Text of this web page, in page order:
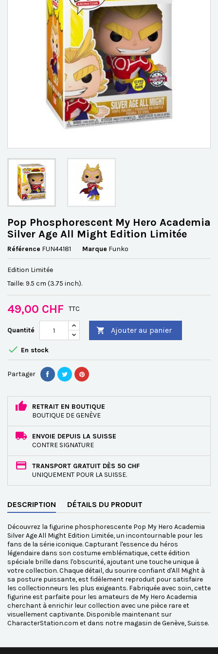
Pop Phosphorescent My Hero Academia
Silver Age All Might Edition Limitée
Référence FUN44181 Marque Funko
Edition Limitée
Taille: 9.5 cm (3.75 inch).
49,00 CHF TTC
Quantité  Ajouter au panier
 En stock
Partager
RETRAIT EN BOUTIQUE
BOUTIQUE DE GENÈVE
ENVOIE DEPUIS LA SUISSE
CONTRE SIGNATURE
TRANSPORT GRATUIT DÈS 50 CHF
UNIQUEMENT POUR LA SUISSE.
DESCRIPTION DÉTAILS DU PRODUIT
Découvrez la figurine phosphorescente Pop My Hero Academia
Silver Age All Might Edition Limitée, un incontournable pour les
fans de la série iconique. Capturant l'essence du héros
légendaire dans son costume emblématique, cette édition
spéciale brille dans l'obscurité, ajoutant une touche unique à
votre collection. Chaque détail, du sourire confiant d'All Might à
sa posture puissante, est fidèlement reproduit pour satisfaire
les collectionneurs les plus exigeants. Fabriquée avec soin, cette
figurine est parfaite pour les amateurs de My Hero Academia
cherchant à enrichir leur collection avec une pièce rare et
visuellement captivante. Disponible maintenant sur
CharacterStation.com et dans notre magasin de Genève, Suisse.